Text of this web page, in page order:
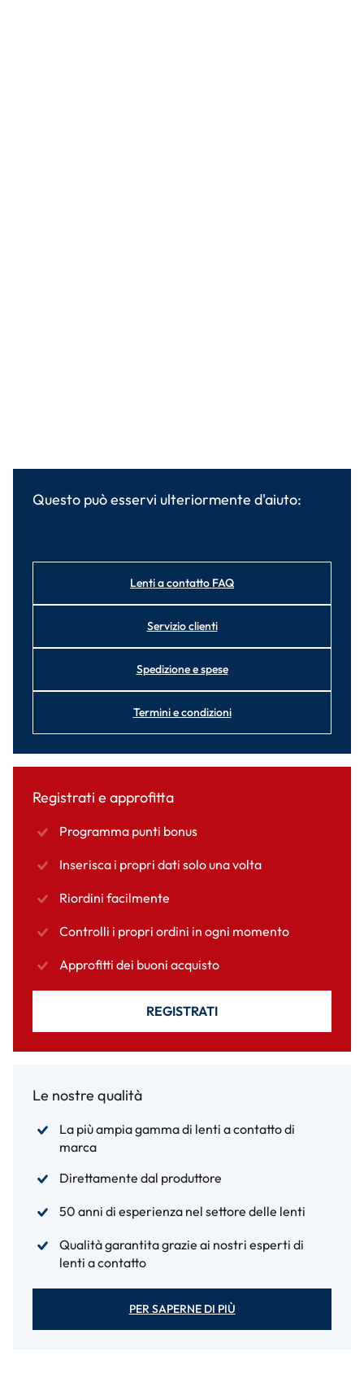
Questo può esservi ulteriormente d'aiuto:
Lenti a contatto FAQ
Servizio clienti
Spedizione e spese
Termini e condizioni
Registrati e approfitta
Programma punti bonus
Inserisca i propri dati solo una volta
Riordini facilmente
Controlli i propri ordini in ogni momento
Approfitti dei buoni acquisto
REGISTRATI
Le nostre qualità
La più ampia gamma di lenti a contatto di
marca
Direttamente dal produttore
50 anni di esperienza nel settore delle lenti
Qualità garantita grazie ai nostri esperti di
lenti a contatto
PER SAPERNE DI PIÙ